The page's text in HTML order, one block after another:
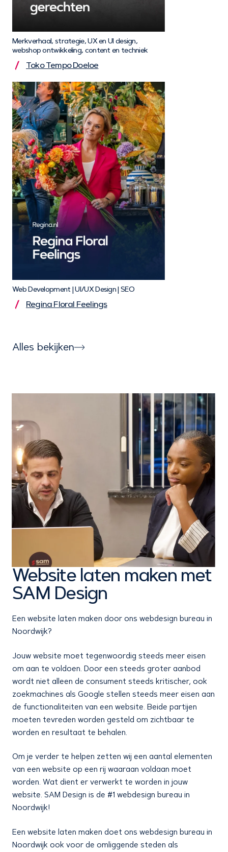
Alles bekijken
Merkverhaal, strategie, UX en UI design,
webshop ontwikkeling, content en techniek
Toko Tempo Doeloe
Web Development | UI/UX Design | SEO
Regina Floral Feelings
Website laten maken met
SAM Design
Een website laten maken door ons webdesign bureau in
Noordwijk?
Jouw website moet tegenwoordig steeds meer eisen
om aan te voldoen. Door een steeds groter aanbod
wordt niet alleen de consument steeds kritischer, ook
zoekmachines als Google stellen steeds meer eisen aan
de functionaliteiten van een website. Beide partijen
moeten tevreden worden gesteld om zichtbaar te
worden en resultaat te behalen.
Om je verder te helpen zetten wij een aantal elementen
van een website op een rij waaraan voldaan moet
worden. Wat dient er verwerkt te worden in jouw
website. SAM Design is de #1 webdesign bureau in
Noordwijk!
Een website laten maken doet ons webdesign bureau in
Noordwijk ook voor de omliggende steden als